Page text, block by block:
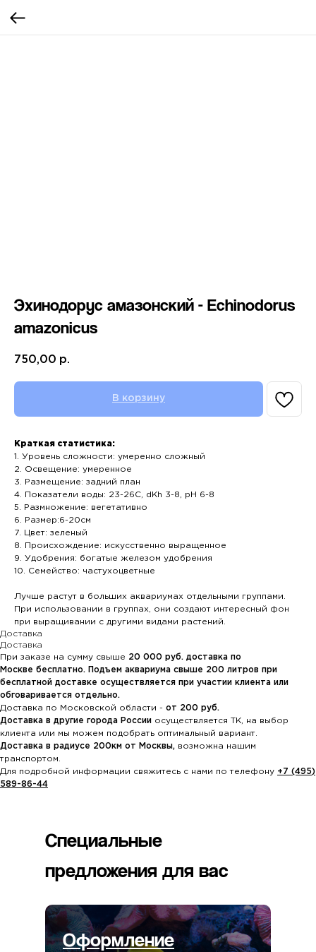
Эхинодорус амазонский - Echinodorus
amazonicus
750,00 р.
В корзину
Краткая статистика:
1. Уровень сложности: умеренно сложный
2. Освещение: умеренное
3. Размещение: задний план
4. Показатели воды: 23-26С, dKh 3-8, pH 6-8
5. Размножение: вегетативно
6. Размер:6-20см
7. Цвет: зеленый
8. Происхождение: искусственно выращенное
9. Удобрения: богатые железом удобрения
10. Семейство: частухоцветные
Лучше растут в больших аквариумах отдельными группами.
При использовании в группах, они создают интересный фон
при выращивании с другими видами растений.
Доставка
Доставка
При заказе на сумму свыше 20 000 руб. доставка по
Москве бесплатно. Подъем аквариума свыше 200 литров при
бесплатной доставке осуществляется при участии клиента или
обговаривается отдельно.
Доставка по Московской области - от 200 руб.
Доставка в другие города России осуществляется ТК, на выбор
клиента или мы можем подобрать оптимальный вариант.
Доставка в радиусе 200км от Москвы, возможна нашим
транспортом.
Для подробной информации свяжитесь с нами по телефону +7 (495)
589-86-44
Оформление
Специальные
предложения для вас